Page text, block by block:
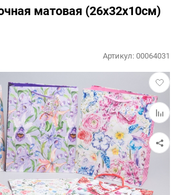
матовая (26х32х10см)
в
к
Артикул:00064031